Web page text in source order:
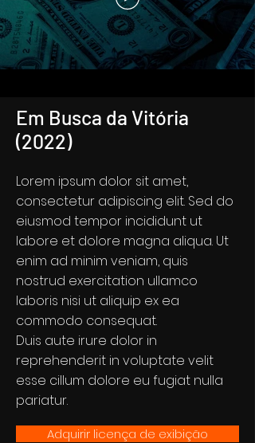
Em Busca da Vitória
(2022)
Lorem ipsum dolor sit amet,
consectetur adipiscing elit. Sed do
eiusmod tempor incididunt ut
labore et dolore magna aliqua. Ut
enim ad minim veniam, quis
nostrud exercitation ullamco
laboris nisi ut aliquip ex ea
commodo consequat.
Duis aute irure dolor in
reprehenderit in voluptate velit
esse cillum dolore eu fugiat nulla
pariatur.
Adquirir licença de exibição